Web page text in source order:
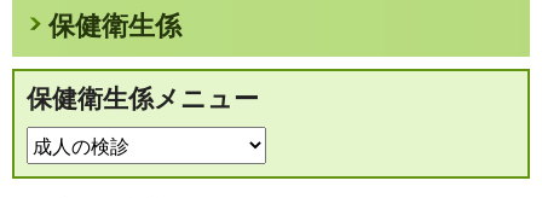
保健衛生係
保健衛生係メニュー